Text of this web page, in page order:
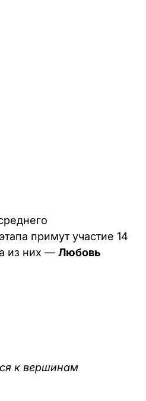
примут участие 14
из них — Любовь
к вершинам